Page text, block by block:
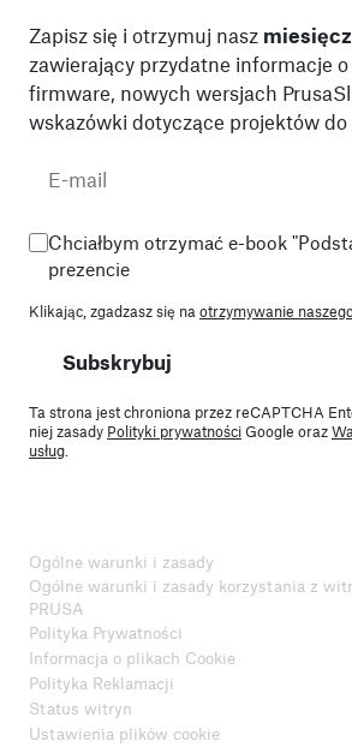
Zapisz się i otrzymuj nasz
zawierający przydatne informacje
firmware, nowych wersjach
wskazówki dotyczące projektów do
Chciałbym otrzymać e-book
prezencie
Klikając, zgadzasz się na otrzymywanie
Subskrybuj
Ta strona jest chroniona przez reCAPTCHA
niej zasady Polityki prywatnościGoogle oraz
usług
Ogólne warunki i zasady
Ogólne warunki i zasady korzystania z
PRUSA
Polityka Prywatności
Informacja o plikach Cookie
Polityka Reklamacji
Status witryn
Ustawienia plików cookie